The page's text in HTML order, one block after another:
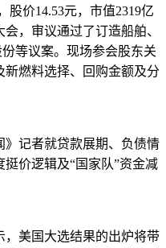
股价14.53元，市值2319亿
，审议通过了订造船舶、
等议案。现场参会股东关
燃料选择、回购金额及分
记者就贷款展期、负债情
价逻辑及“国家队”资金减
，美国大选结果的出炉将带